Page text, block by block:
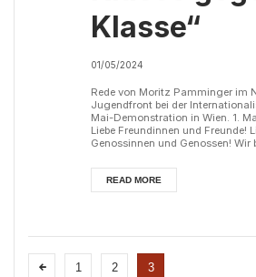
Klasse“
01/05/2024
Rede von Moritz Pamminger im
Jugendfront bei der
Mai-Demonstration in Wien. 1.
Liebe Freundinnen und Freunde!
Genossinnen und Genossen! Wir
Tag der Arbeiterklasse,
kapitalistischer Ausbeutung in
weltweit; angesichts Aufrüstung,
READ MORE
1 2 3